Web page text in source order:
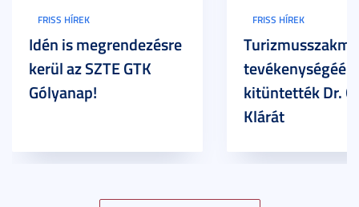
FRISS HÍREK
Idén is megrendezésre
kerül az SZTE GTK
Gólyanap!
FRISS HÍREK
tevékenységéért
kitüntették Dr.
Klárát